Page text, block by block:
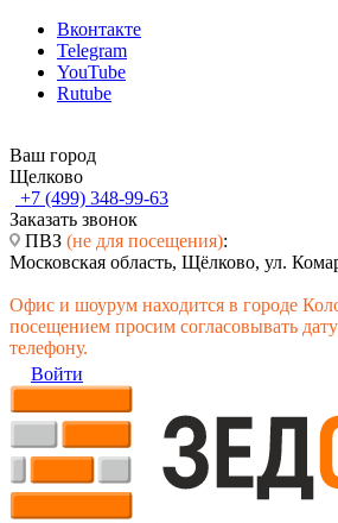
Вконтакте
Telegram
YouTube
Rutube
Ваш город
Щелково
+7 (499) 348-99-63
Заказать звонок
ПВЗ (не для посещения):
Московская область, Щёлково, ул.
Офис и шоурум находится в городе
посещением просим согласовывать
телефону.
Войти